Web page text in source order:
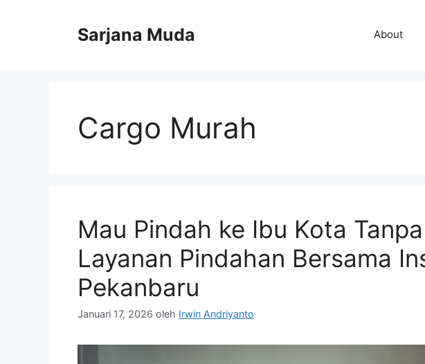
Sarjana Muda About
Cargo Murah
Mau Pindah ke Ibu Kota
Layanan Pindahan Bersama
Pekanbaru
Januari 17, 2026 oleh Irwin Andriyanto